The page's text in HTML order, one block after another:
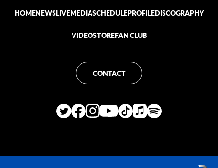
HOMENEWSLIVEMEDIASCHEDULEPROFILEDISCOGRAPHY
VIDEOSTOREFAN CLUB
CONTACT